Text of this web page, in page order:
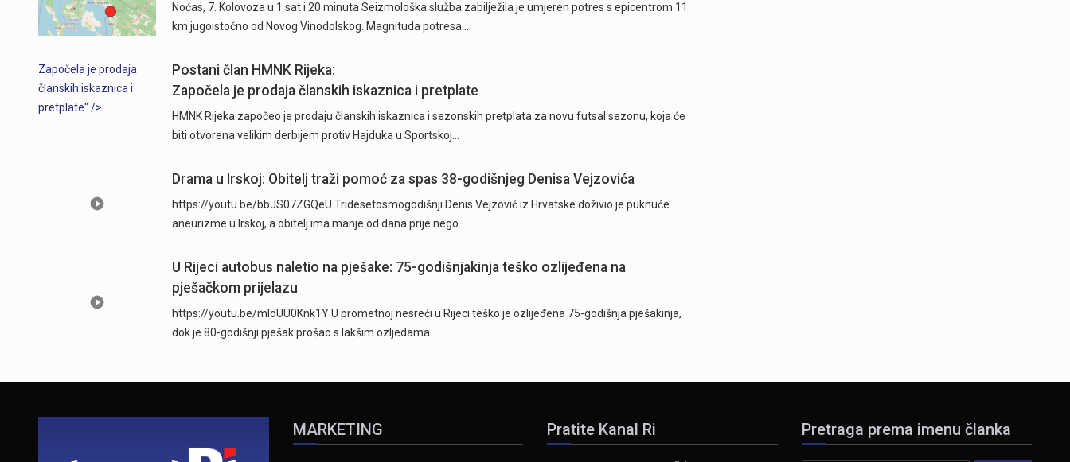
Noćas, 7. Kolovoza u 1 sat i 20 minuta Seizmološka služba zabilježila je umjeren potres s epicentrom 11
km jugoistočno od Novog Vinodolskog. Magnituda potresa…
Započela je prodaja
članskih iskaznica i
pretplate" />
Postani član HMNK Rijeka:
Započela je prodaja članskih iskaznica i pretplate
HMNK Rijeka započeo je prodaju članskih iskaznica i sezonskih pretplata za novu futsal sezonu, koja će
biti otvorena velikim derbijem protiv Hajduka u Sportskoj…
Drama u Irskoj: Obitelj traži pomoć za spas 38-godišnjeg Denisa Vejzovića
https://youtu.be/bbJS07ZGQeU Tridesetosmogodišnji Denis Vejzović iz Hrvatske doživio je puknuće
aneurizme u Irskoj, a obitelj ima manje od dana prije nego…
U Rijeci autobus naletio na pješake: 75-godišnjakinja teško ozlijeđena na
pješačkom prijelazu
https://youtu.be/mldUU0Knk1Y U prometnoj nesreći u Rijeci teško je ozlijeđena 75-godišnja pješakinja,
dok je 80-godišnji pješak prošao s lakšim ozljedama.…
MARKETING Pratite Kanal Ri Pretraga prema imenu članka